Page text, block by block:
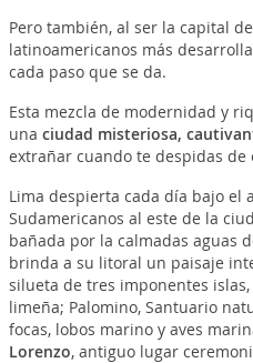
Pero también, al ser la capital
latinoamericanos más
cada paso que se da.
Esta mezcla de modernidad y
una ciudad misteriosa,
extrañar cuando te despidas de
Lima despierta cada día bajo el
Sudamericanos al este de la
bañada por la calmadas aguas
brinda a su litoral un paisaje
silueta de tres imponentes
limeña; Palomino, Santuario
focas, lobos marino y aves
Lorenzo, antiguo lugar